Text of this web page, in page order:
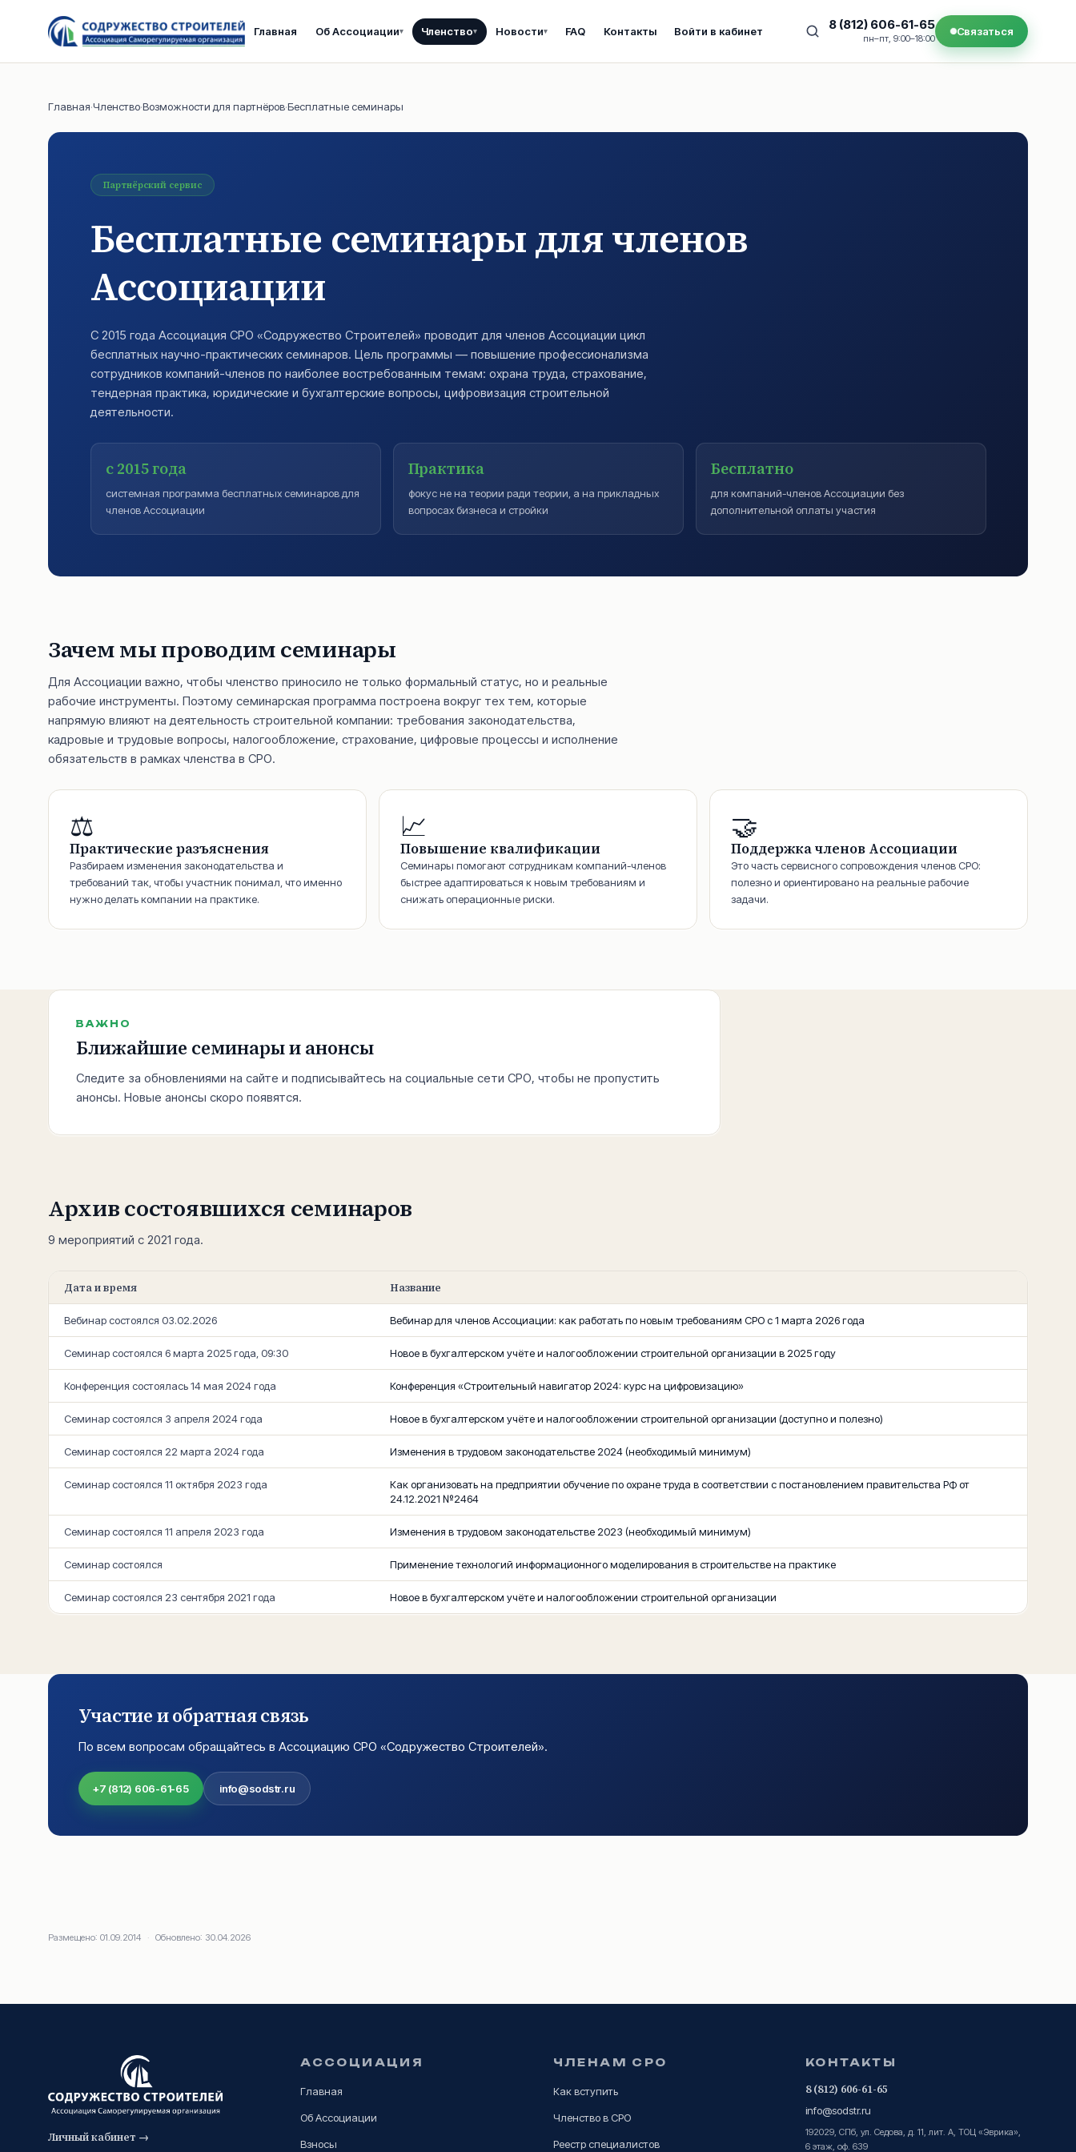
Главная Об Ассоциации▾ Членство▾ Новости▾ FAQ Контакты Войти в кабинет 8 (812) 606-61-65
пн–пт, 9:00–18:00
Связаться
Главная·Членство·Возможности для партнёров·Бесплатные семинары
Партнёрский сервис
Бесплатные семинары для членов
Ассоциации
С 2015 года Ассоциация СРО «Содружество Строителей» проводит для членов Ассоциации цикл
бесплатных научно-практических семинаров. Цель программы — повышение профессионализма
сотрудников компаний-членов по наиболее востребованным темам: охрана труда, страхование,
тендерная практика, юридические и бухгалтерские вопросы, цифровизация строительной
деятельности.
с 2015 года
системная программа бесплатных семинаров для
членов Ассоциации
Практика
фокус не на теории ради теории, а на прикладных
вопросах бизнеса и стройки
Бесплатно
для компаний-членов Ассоциации без
дополнительной оплаты участия
Зачем мы проводим семинары
Для Ассоциации важно, чтобы членство приносило не только формальный статус, но и реальные
рабочие инструменты. Поэтому семинарская программа построена вокруг тех тем, которые
напрямую влияют на деятельность строительной компании: требования законодательства,
кадровые и трудовые вопросы, налогообложение, страхование, цифровые процессы и исполнение
обязательств в рамках членства в СРО.
⚖️
Практические разъяснения
Разбираем изменения законодательства и
требований так, чтобы участник понимал, что именно
нужно делать компании на практике.
📈
Повышение квалификации
Семинары помогают сотрудникам компаний-членов
быстрее адаптироваться к новым требованиям и
снижать операционные риски.
🤝
Поддержка членов Ассоциации
Это часть сервисного сопровождения членов СРО:
полезно и ориентировано на реальные рабочие
задачи.
ВАЖНО
Ближайшие семинары и анонсы
Следите за обновлениями на сайте и подписывайтесь на социальные сети СРО, чтобы не пропустить
анонсы. Новые анонсы скоро появятся.
Архив состоявшихся семинаров
9 мероприятий с 2021 года.
Дата и время Название
Вебинар состоялся 03.02.2026 Вебинар для членов Ассоциации: как работать по новым требованиям СРО с 1 марта 2026 года
Семинар состоялся 6 марта 2025 года, 09:30 Новое в бухгалтерском учёте и налогообложении строительной организации в 2025 году
Конференция состоялась 14 мая 2024 года Конференция «Строительный навигатор 2024: курс на цифровизацию»
Семинар состоялся 3 апреля 2024 года Новое в бухгалтерском учёте и налогообложении строительной организации (доступно и полезно)
Семинар состоялся 22 марта 2024 года Изменения в трудовом законодательстве 2024 (необходимый минимум)
Семинар состоялся 11 октября 2023 года
Как организовать на предприятии обучение по охране труда в соответствии с постановлением правительства РФ от
24.12.2021 №2464
Семинар состоялся 11 апреля 2023 года Изменения в трудовом законодательстве 2023 (необходимый минимум)
Семинар состоялся Применение технологий информационного моделирования в строительстве на практике
Семинар состоялся 23 сентября 2021 года Новое в бухгалтерском учёте и налогообложении строительной организации
Участие и обратная связь
По всем вопросам обращайтесь в Ассоциацию СРО «Содружество Строителей».
+7 (812) 606-61-65 info@sodstr.ru
Размещено: 01.09.2014 · Обновлено: 30.04.2026
Личный кабинет →
АССОЦИАЦИЯ
Главная
Об Ассоциации
Взносы
ЧЛЕНАМ СРО
Как вступить
Членство в СРО
Реестр специалистов
КОНТАКТЫ
8 (812) 606-61-65
info@sodstr.ru
192029, СПб, ул. Седова, д. 11, лит. А, ТОЦ «Эврика»,
6 этаж, оф. 639